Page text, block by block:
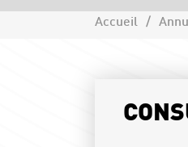
Accueil